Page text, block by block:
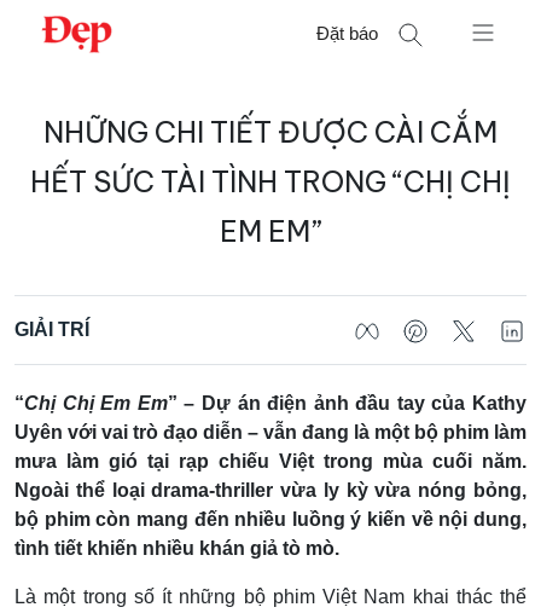
Chuyển
Đặt báo
kiếm
cho:
NHỮNG CHI TIẾT ĐƯỢC CÀI CẮM
HẾT SỨC TÀI TÌNH TRONG “CHỊ CHỊ
EM EM”
GIẢI TRÍ
“Chị Chị Em Em” – Dự án điện ảnh đầu tay của Kathy
Uyên với vai trò đạo diễn – vẫn đang là một bộ phim làm
mưa làm gió tại rạp chiếu Việt trong mùa cuối năm.
Ngoài thể loại drama-thriller vừa ly kỳ vừa nóng bỏng,
bộ phim còn mang đến nhiều luồng ý kiến về nội dung,
tình tiết khiến nhiều khán giả tò mò.
Là một trong số ít những bộ phim Việt Nam khai thác thể